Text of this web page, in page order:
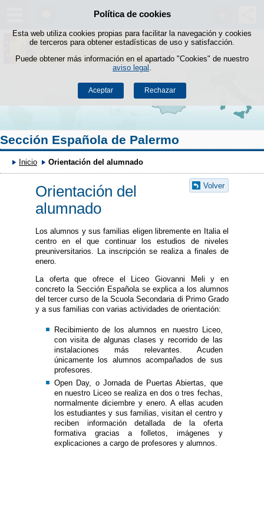
Política de cookies
Esta web utiliza cookies propias para facilitar la navegación y cookies
de terceros para obtener estadísticas de uso y satisfacción.
Puede obtener más información en el apartado "Cookies" de nuestro
aviso legal
Aceptar Rechazar
Saltar al contenido
Sección Española de Palermo
Inicio Orientación del alumnado
Volver
Orientación del
alumnado
Los alumnos y sus familias eligen libremente en Italia el
centro en el que continuar los estudios de niveles
preuniversitarios. La inscripción se realiza a finales de
enero.
La oferta que ofrece el Liceo Giovanni Meli y en
concreto la Sección Española se explica a los alumnos
del tercer curso de la Scuola Secondaria di Primo Grado
y a sus familias con varias actividades de orientación:
Recibimiento de los alumnos en nuestro Liceo,
con visita de algunas clases y recorrido de las
instalaciones más relevantes. Acuden
únicamente los alumnos acompañados de sus
profesores.
Open Day, o Jornada de Puertas Abiertas, que
en nuestro Liceo se realiza en dos o tres fechas,
normalmente diciembre y enero. A ellas acuden
los estudiantes y sus familias, visitan el centro y
reciben información detallada de la oferta
formativa gracias a folletos, imágenes y
explicaciones a cargo de profesores y alumnos.